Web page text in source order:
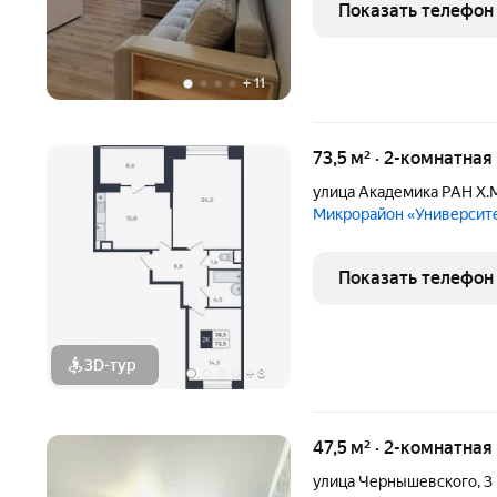
+11
Показать телефон
3D-тур + 8
73,5 м² · 2-
улица Академика РАН
Микрорайон
Показать телефон
47,5 м² · 2-
улица Чернышевского,3